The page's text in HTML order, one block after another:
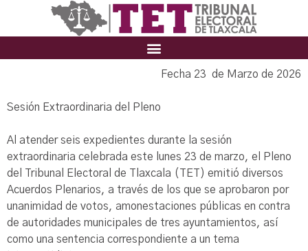
Fecha 23 de Marzo de 2026
Sesión Extraordinaria del Pleno
Al atender seis expedientes durante la sesión
extraordinaria celebrada este lunes 23 de marzo, el Pleno
del Tribunal Electoral de Tlaxcala (TET) emitió diversos
Acuerdos Plenarios, a través de los que se aprobaron por
unanimidad de votos, amonestaciones públicas en contra
de autoridades municipales de tres ayuntamientos, así
como una sentencia correspondiente a un tema